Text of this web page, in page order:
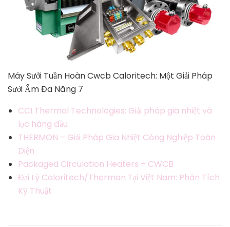
Máy Sưởi Tuần Hoàn Cwcb Caloritech: Một Giải Pháp
Sưởi Ấm Đa Năng 7
CCI Thermal Technologies: Giải pháp gia nhiệt và
lọc hàng đầu
THERMON – Giải Pháp Gia Nhiệt Công Nghiệp Toàn
Diện
Packaged Circulation Heaters – CWCB
Đại Lý Caloritech/Thermon Tại Việt Nam: Phân Tích
Kỹ Thuật